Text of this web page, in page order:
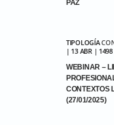
PAZ
TIPOLOGÍA
| 13 ABR | 1498
WEBINAR –
CONTEXTOS
(27/01/2025)